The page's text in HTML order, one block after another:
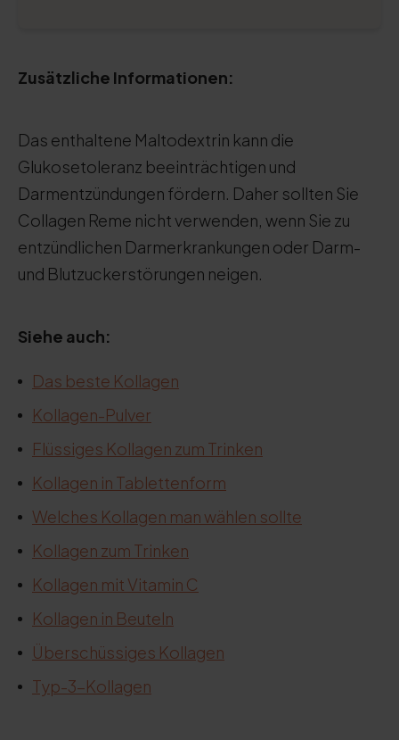
Zusätzliche Informationen:
Das enthaltene Maltodextrin kann die
Glukosetoleranz beeinträchtigen und
Darmentzündungen fördern. Daher sollten Sie
Collagen Reme nicht verwenden, wenn Sie zu
entzündlichen Darmerkrankungen oder Darm-
und Blutzuckerstörungen neigen.
Siehe auch:
Das beste Kollagen
Kollagen-Pulver
Flüssiges Kollagen zum Trinken
Kollagen in Tablettenform
Welches Kollagen man wählen sollte
Kollagen zum Trinken
Kollagen mit Vitamin C
Kollagen in Beuteln
Überschüssiges Kollagen
Typ-3-Kollagen